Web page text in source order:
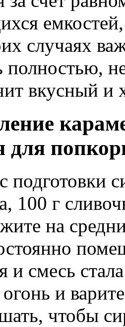
случаях
полностью,
вкусный и
для
подготовки
100 г
на
и смесь
и
чтобы